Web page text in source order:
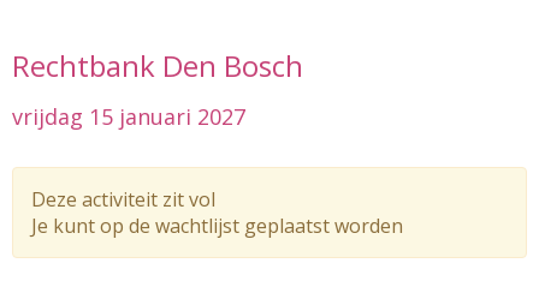
Rechtbank Den Bosch
vrijdag 15 januari 2027
Deze activiteit zit vol
Je kunt op de wachtlijst geplaatst worden